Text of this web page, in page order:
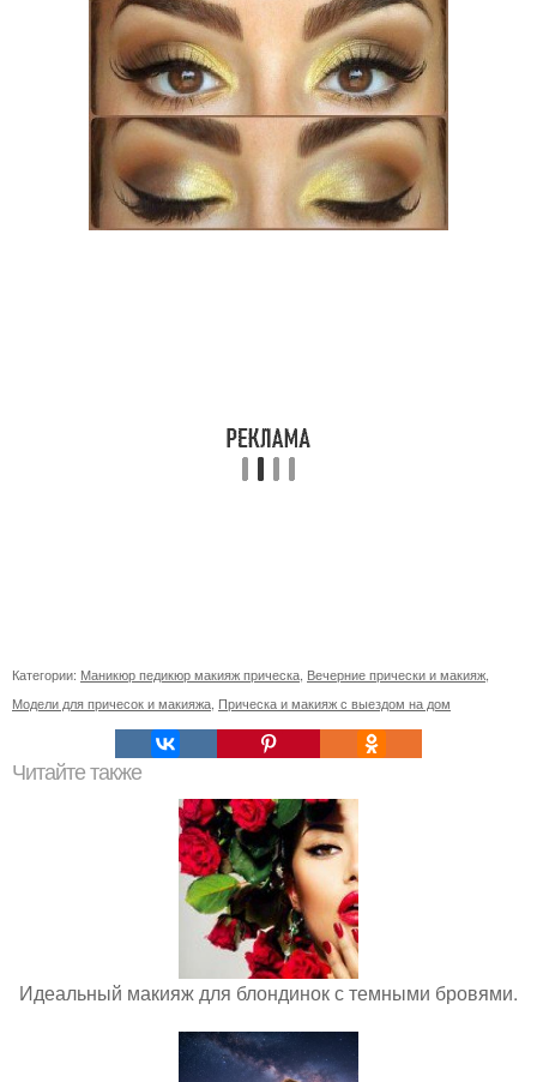
Категории: Маникюр педикюр макияж прическа Вечерние прически и макияж
Модели для причесок и макияжа Прическа и макияж с выездом на дом
Читайте также
Идеальный макияж для блондинок с темными бровями.